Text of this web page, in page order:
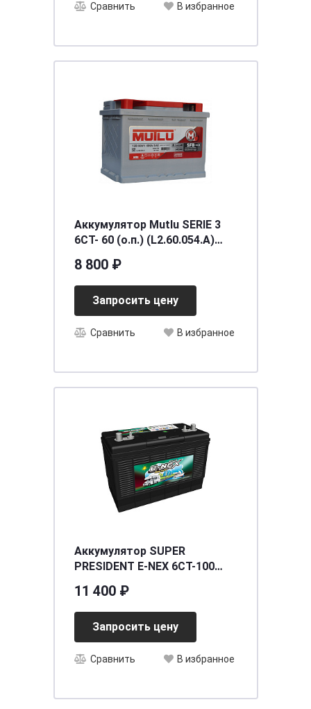
Сравнить В избранное
Аккумулятор Mutlu SERIE 3
6CT- 60 (о.п.) (L2.60.054.A)
8 800 ₽
Запросить цену
Сравнить В избранное
Аккумулятор SUPER
PRESIDENТ E-NEX 6СТ-100
разряда) [д330ш172в245/650]
[31]
11 400 ₽
Запросить цену
Сравнить В избранное